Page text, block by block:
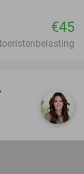
€45
38%
9.4star